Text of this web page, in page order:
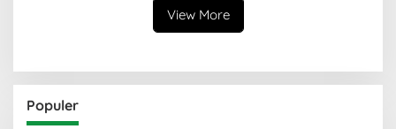
View More
Populer